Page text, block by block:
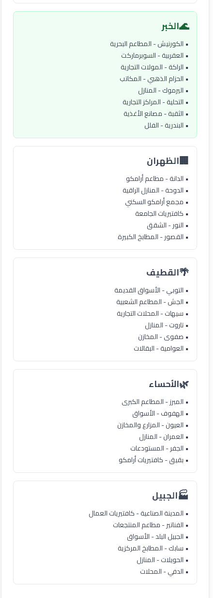
🌊الخبر
• الكورنيش - المطاعم البحرية
• العقربية - السوبرماركت
• الراكة - المولات التجارية
• الحزام الذهبي - المكاتب
• اليرموك - المنازل
• التحلية - المراكز التجارية
• الثقبة - مصانع الأغذية
• البندرية - الفلل
🏢الظهران
• الدانة - مطاعم أرامكو
• الدوحة - المنازل الراقية
• مجمع أرامكو السكني
• كافتيريات الجامعة
• النور - الشقق
• القصور - المطابخ الكبيرة
🌴القطيف
• التوبي - الأسواق القديمة
• الجش - المطاعم الشعبية
• سيهات - المحلات التجارية
• تاروت - المنازل
• صفوى - المخازن
• العوامية - البقالات
🌿الأحساء
• المبرز - المطاعم الكبرى
• الهفوف - الأسواق
• العيون - المزارع والمخازن
• العمران - المنازل
• الجفر - المستودعات
• بقيق - كافتيريات أرامكو
🏭الجبيل
• المدينة الصناعية - كافتيريات العمال
• الفناتير - مطاعم المنتجعات
• الجبيل البلد - الأسواق
• سابك - المطابخ المركزية
• الحويلات - المنازل
• الدفي - المحلات